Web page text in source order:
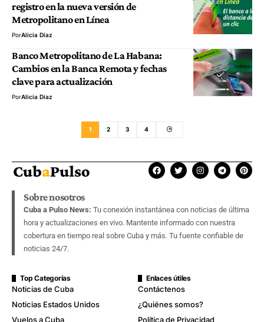
registro en la nueva versión de
Metropolitano en Línea
PorAlicia Díaz
Banco Metropolitano de La Habana:
Cambios en la Banca Remota y fechas
clave para actualización
PorAlicia Díaz
1 2 3 4
Sobre nosotros
Cuba a Pulso News: Tu conexión instantánea con noticias de última
hora y actualizaciones en vivo. Mantente informado con nuestra
cobertura en tiempo real sobre Cuba y más. Tu fuente confiable de
noticias 24/7.
Top Categorías
Noticias de Cuba
Noticias Estados Unidos
Vuelos a Cuba
Enlaces útiles
Contáctenos
¿Quiénes somos?
Política de Privacidad